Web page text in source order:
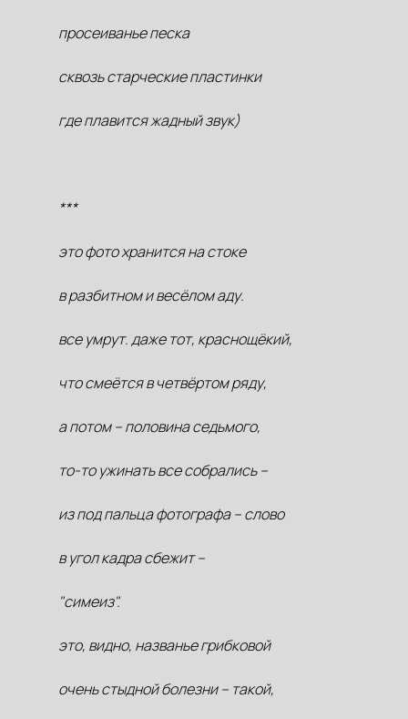
просеиванье песка
сквозь старческие пластинки
где плавится жадный звук)
***
это фото хранится на стоке
в разбитном и весёлом аду.
все умрут. даже тот, краснощёкий,
что смеётся в четвёртом ряду,
а потом – половина седьмого,
то-то ужинать все собрались –
из под пальца фотографа – слово
в угол кадра сбежит –
"симеиз".
это, видно, названье грибковой
очень стыдной болезни – такой,